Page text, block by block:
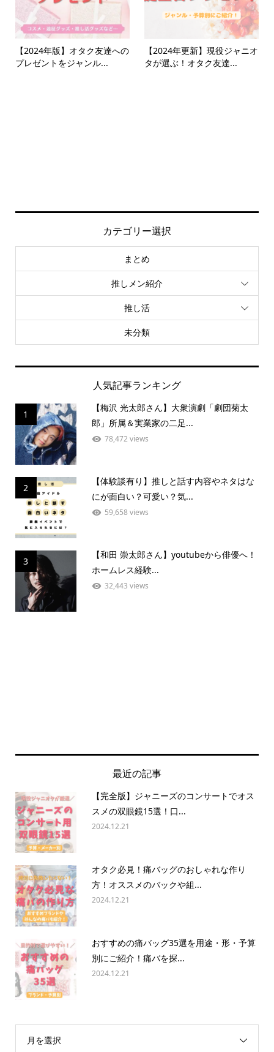
【2024年版】オタク友達への
プレゼントをジャンル...
【2024年更新】現役ジャニオ
タが選ぶ！オタク友達...
カテゴリー選択
まとめ
推しメン紹介
推し活
未分類
人気記事ランキング
1
【梅沢 光太郎さん】大衆演劇「劇団菊太
郎」所属＆実業家の二足...
78,472 views
2
【体験談有り】推しと話す内容やネタはな
にが面白い？可愛い？気...
59,658 views
3
【和田 崇太郎さん】youtubeから俳優へ！
ホームレス経験...
32,443 views
最近の記事
【完全版】ジャニーズのコンサートでオス
スメの双眼鏡15選！口...
2024.12.21
オタク必見！痛バッグのおしゃれな作り
方！オススメのバックや組...
2024.12.21
おすすめの痛バッグ35選を用途・形・予算
別にご紹介！痛バを探...
2024.12.21
月を選択